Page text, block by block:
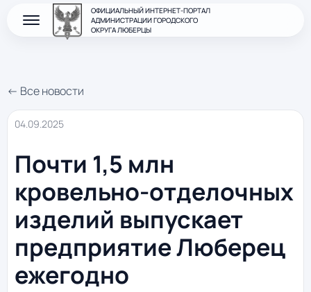
ОФИЦИАЛЬНЫЙ ИНТЕРНЕТ-ПОРТАЛ
АДМИНИСТРАЦИИ ГОРОДСКОГО
ОКРУГА ЛЮБЕРЦЫ
← Все новости
04.09.2025
Почти 1,5 млн
кровельно-отделочных
изделий выпускает
предприятие Люберец
ежегодно